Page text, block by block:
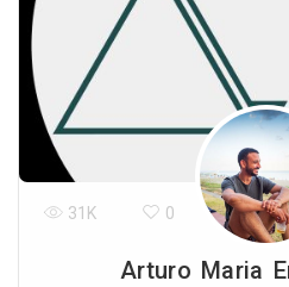
Arturo Maria
31K 0